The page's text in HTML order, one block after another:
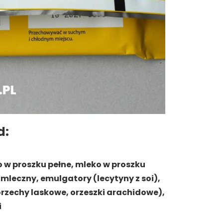
proszku pełne, mleko w proszku
emulgatory (lecytyny z soi),
laskowe, orzeszki arachidowe),